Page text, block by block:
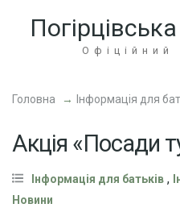
Enter)
Офіційний
Головна → Інформація для
Акція «Посади
Інформація для батьків ,
Новини